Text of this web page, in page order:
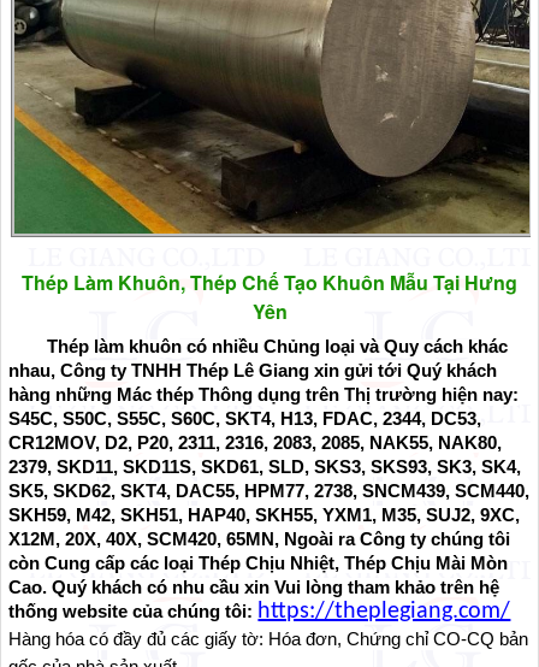
Thép Làm Khuôn, Thép Chế Tạo Khuôn Mẫu Tại Hưng
Yên
Thép làm khuôn có nhiều Chủng loại và Quy cách khác
nhau, Công ty TNHH Thép Lê Giang xin gửi tới Quý khách
hàng những Mác thép Thông dụng trên Thị trường hiện nay:
S45C, S50C, S55C, S60C, SKT4, H13, FDAC, 2344, DC53,
CR12MOV, D2, P20, 2311, 2316, 2083, 2085, NAK55, NAK80,
2379, SKD11, SKD11S, SKD61, SLD, SKS3, SKS93, SK3, SK4,
SK5, SKD62, SKT4, DAC55, HPM77, 2738, SNCM439, SCM440,
SKH59, M42, SKH51, HAP40, SKH55, YXM1, M35, SUJ2, 9XC,
X12M, 20X, 40X, SCM420, 65MN, Ngoài ra Công ty chúng tôi
còn Cung cấp các loại Thép Chịu Nhiệt, Thép Chịu Mài Mòn
Cao. Quý khách có nhu cầu xin Vui lòng tham khảo trên hệ
thống website của chúng tôi: https://theplegiang.com/
Hàng hóa có đầy đủ các giấy tờ: Hóa đơn, Chứng chỉ CO-CQ bản